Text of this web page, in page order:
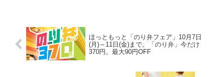
ほっともっと「のり弁フェア」10月7日
(月)～11日(金)まで。「のり弁」今だけ
370円。最大90円OFF